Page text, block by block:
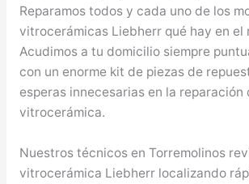
Reparamos todos y cada uno de los
vitrocerámicas Liebherr qué hay en el
Acudimos a tu domicilio siempre
con un enorme kit de piezas de
esperas innecesarias en la reparación
vitrocerámica.
Nuestros técnicos en Torremolinos
vitrocerámica Liebherr localizando